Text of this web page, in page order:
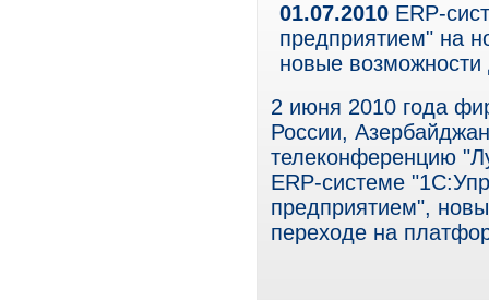
01.07.2010 ERP-
предприятием" на
новые возможности
2 июня 2010 года
России,
телеконференцию
ERP-системе
предприятием",
переходе на